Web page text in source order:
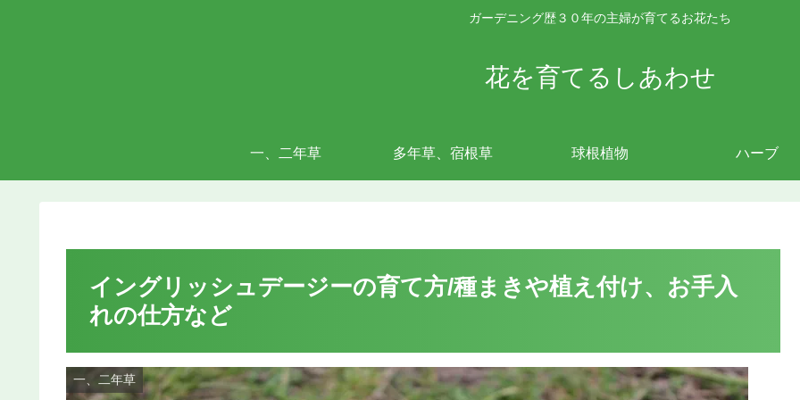
ガーデニング歴３０年の主婦が育てるお花たち
花を育てるしあわせ
一、二年草 多年草、宿根草 球根植物 ハーブ
イングリッシュデージーの育て方/種まきや植え付け、お手入
れの仕方など
一、二年草